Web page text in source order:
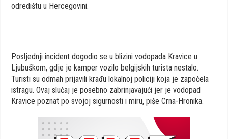
odredištu u Hercegovini.
Posljednji incident dogodio se u blizini vodopada Kravice u
Ljubuškom, gdje je kamper vozilo belgijskih turista nestalo.
Turisti su odmah prijavili krađu lokalnoj policiji koja je započela
istragu. Ovaj slučaj je posebno zabrinjavajući jer je vodopad
Kravice poznat po svojoj sigurnosti i miru, piše Crna-Hronika.